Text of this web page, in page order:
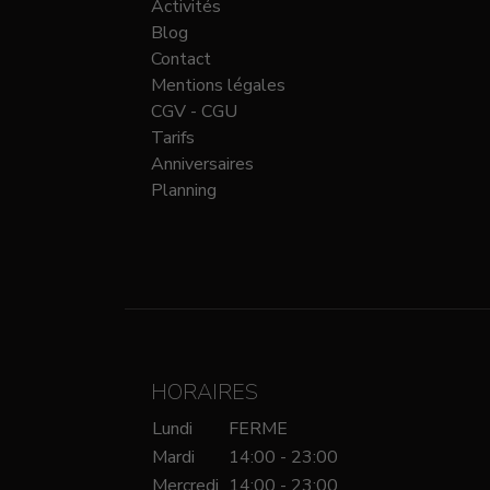
Activités
Blog
Contact
Mentions légales
CGV - CGU
Tarifs
Anniversaires
Planning
HORAIRES
Lundi
FERME
Mardi
14:00 - 23:00